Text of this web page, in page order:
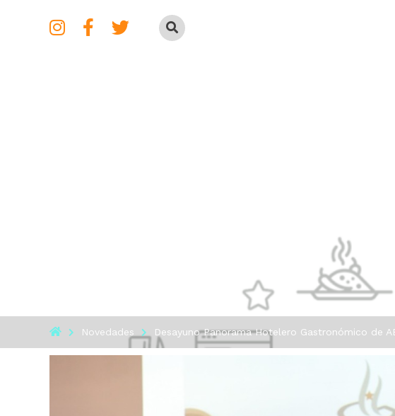
Novedades Desayuno Panorama Hotelero Gastronómico de